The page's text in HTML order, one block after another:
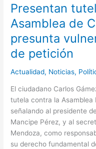
Presentan
Asamblea de
presunta
de petición
Actualidad, Noticias,
El ciudadano Carlos
tutela contra la Asamblea
señalando al presidente
Mancipe Pérez, y al
Mendoza, como
su derecho fundamental